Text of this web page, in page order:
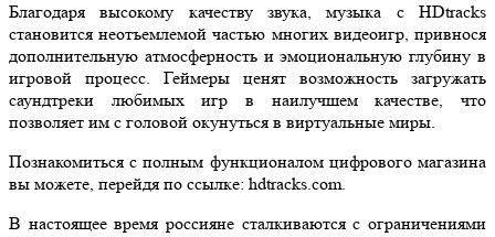
Благодаря высокому качеству звука, музыка с HDtracks
становится неотъемлемой частью многих видеоигр, привнося
дополнительную атмосферность и эмоциональную глубину в
игровой процесс. Геймеры ценят возможность загружать
саундтреки любимых игр в наилучшем качестве, что
позволяет им с головой окунуться в виртуальные миры.
Познакомиться с полным функционалом цифрового магазина
вы можете, перейдя по ссылке: hdtracks.com.
В настоящее время россияне сталкиваются с ограничениями